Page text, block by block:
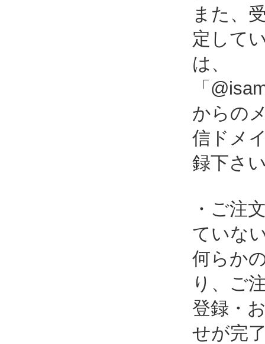
また、
定して
は、
「
からの
信ドメ
録下さ
・ご注
ていな
何らか
り、ご
登録・
せが完